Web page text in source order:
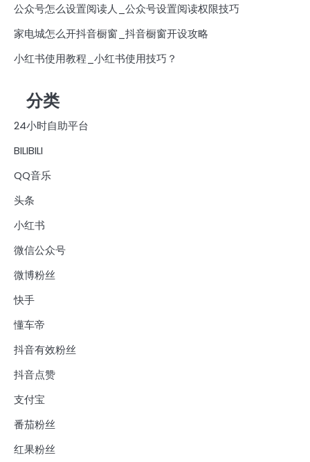
公众号怎么设置阅读人_公众号设置阅读权限技巧
家电城怎么开抖音橱窗_抖音橱窗开设攻略
小红书使用教程_小红书使用技巧？
分类
24小时自助平台
BILIBILI
QQ音乐
头条
小红书
微信公众号
微博粉丝
快手
懂车帝
抖音有效粉丝
抖音点赞
支付宝
番茄粉丝
红果粉丝